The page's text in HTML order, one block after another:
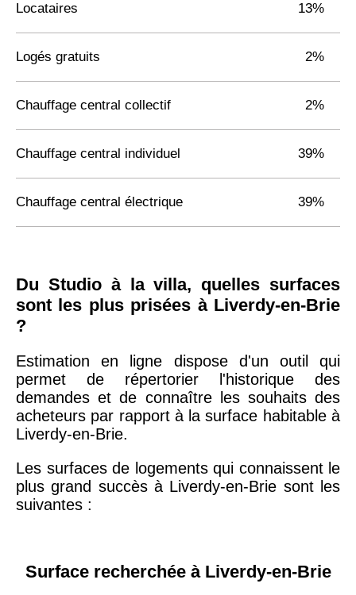
Locataires 13%
Logés gratuits 2%
Chauffage central collectif 2%
Chauffage central individuel 39%
Chauffage central électrique 39%
Du Studio à la villa, quelles surfaces
sont les plus prisées à Liverdy-en-Brie
?
Estimation en ligne dispose d'un outil qui
permet de répertorier l'historique des
demandes et de connaître les souhaits des
acheteurs par rapport à la surface habitable à
Liverdy-en-Brie.
Les surfaces de logements qui connaissent le
plus grand succès à Liverdy-en-Brie sont les
suivantes :
Surface recherchée à Liverdy-en-Brie